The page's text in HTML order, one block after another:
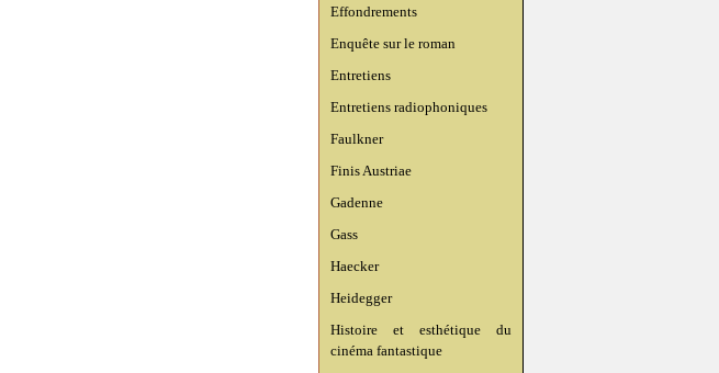
Effondrements
Enquête sur le roman
Entretiens
Entretiens radiophoniques
Faulkner
Finis Austriae
Gadenne
Gass
Haecker
Heidegger
Histoire et esthétique du
cinéma fantastique